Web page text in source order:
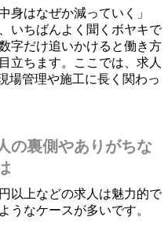
身はなぜか減っていく」
いちばんよく聞くボヤキで
字だけ追いかけると働き方
立ちます。ここでは、求人
場管理や施工に長く関わっ
の裏側やありがちな
以上などの求人は魅力的で
うなケースが多いです。